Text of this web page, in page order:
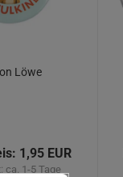
Löwe
1,95 EUR
ca. 1-5 Tage